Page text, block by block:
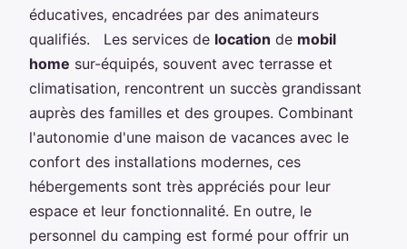
éducatives, encadrées par des animateurs
qualifiés. Les services de location de mobil
home sur-équipés, souvent avec terrasse et
climatisation, rencontrent un succès grandissant
auprès des familles et des groupes. Combinant
l'autonomie d'une maison de vacances avec le
confort des installations modernes, ces
hébergements sont très appréciés pour leur
espace et leur fonctionnalité. En outre, le
personnel du camping est formé pour offrir un